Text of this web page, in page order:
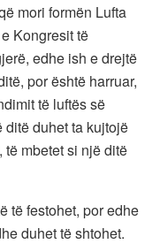
mori formën Lufta
Kongresit të
edhe ish e drejtë
por është harruar,
të luftës së
ditë duhet ta kujtojë
mbetet si një ditë
të festohet, por edhe
duhet të shtohet.